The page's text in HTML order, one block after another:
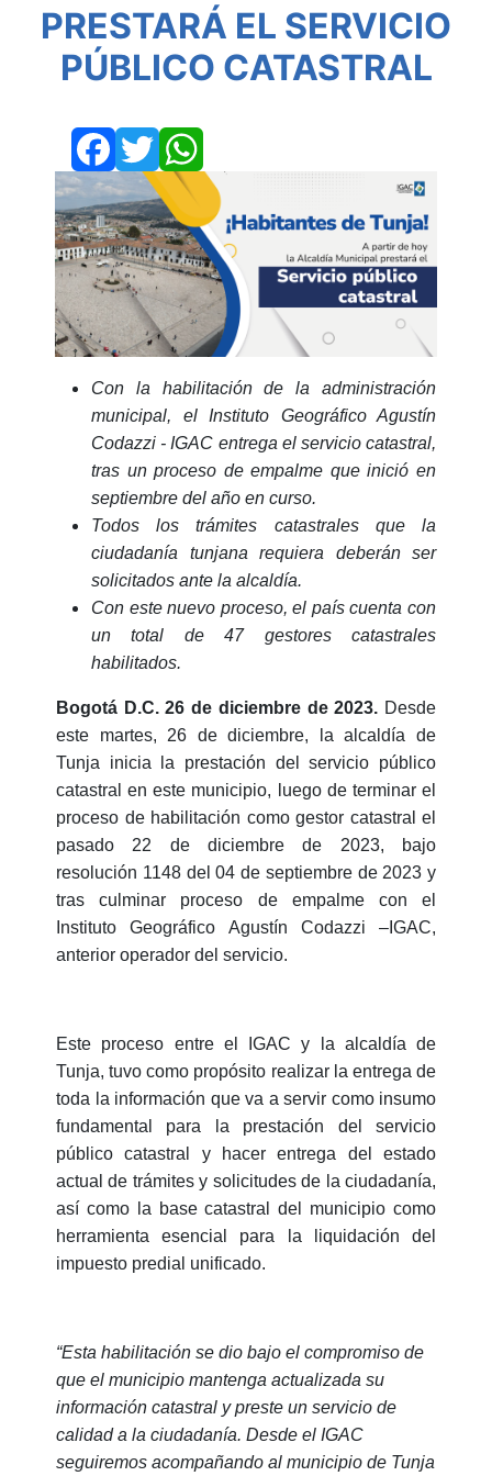
PRESTARÁ EL SERVICIO
PÚBLICO CATASTRAL
Facebook
Twitter
Con la habilitación de la administración
municipal, el Instituto Geográfico Agustín
Codazzi - IGAC entrega el servicio catastral,
tras un proceso de empalme que inició en
septiembre del año en curso.
Todos los trámites catastrales que la
ciudadanía tunjana requiera deberán ser
solicitados ante la alcaldía.
Con este nuevo proceso, el país cuenta con
un total de 47 gestores catastrales
habilitados.
Bogotá D.C. 26 de diciembre de 2023. Desde
este martes, 26 de diciembre, la alcaldía de
Tunja inicia la prestación del servicio público
catastral en este municipio, l uego de terminar el
proceso de habilitación como gestor catastral el
pasado 22 de diciembre de 2023, bajo
resolución 1148 del 04 de septiembre de 2023 y
tras culminar proceso de empalme con el
Instituto Geográfico Agustín Codazzi –IGAC,
anterior operador del servicio.
Este proceso entre el IGAC y la alcaldía de
Tunja, tuvo como propósito realizar la entrega de
toda la información que va a servir como insumo
fundamental para la prestación del servicio
público catastral y hacer entrega del estado
actual de trámites y solicitudes de la ciudadanía,
así como la base catastral del municipio como
herramienta esencial para la liquidación del
impuesto predial unificado.
“Esta habilitación se dio bajo el compromiso de
que el municipio mantenga actualizada su
información catastral y preste un servicio de
calidad a la ciudadanía. Desde el IGAC
seguiremos acompañando al municipio de Tunja